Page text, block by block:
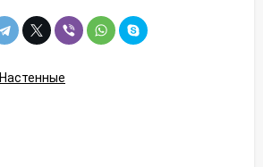
Настенные